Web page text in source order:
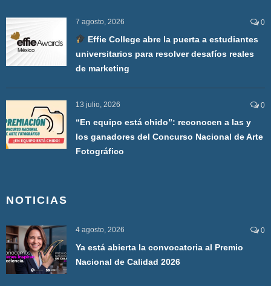
7 agosto, 2026 0
Effie College abre la puerta a estudiantes
universitarios para resolver desafíos reales
de marketing
13 julio, 2026 0
“En equipo está chido”: reconocen a las y
los ganadores del Concurso Nacional de Arte
Fotográfico
NOTICIAS
4 agosto, 2026 0
Ya está abierta la convocatoria al Premio
Nacional de Calidad 2026